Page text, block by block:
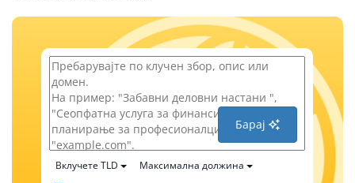
Барај
Вклучете TLD
Максимална должина